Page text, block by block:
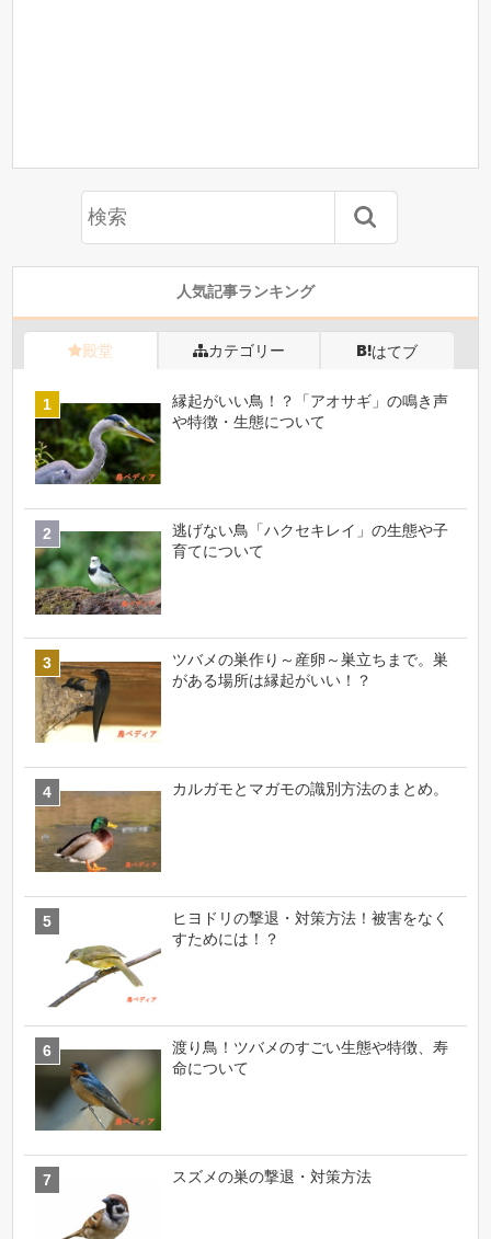
人気記事ランキング
殿堂 カテゴリー はてブ
縁起がいい鳥！？「アオサギ」の鳴き声
や特徴・生態について
逃げない鳥「ハクセキレイ」の生態や子
育てについて
ツバメの巣作り～産卵～巣立ちまで。巣
がある場所は縁起がいい！？
カルガモとマガモの識別方法のまとめ。
ヒヨドリの撃退・対策方法！被害をなく
すためには！？
渡り鳥！ツバメのすごい生態や特徴、寿
命について
スズメの巣の撃退・対策方法